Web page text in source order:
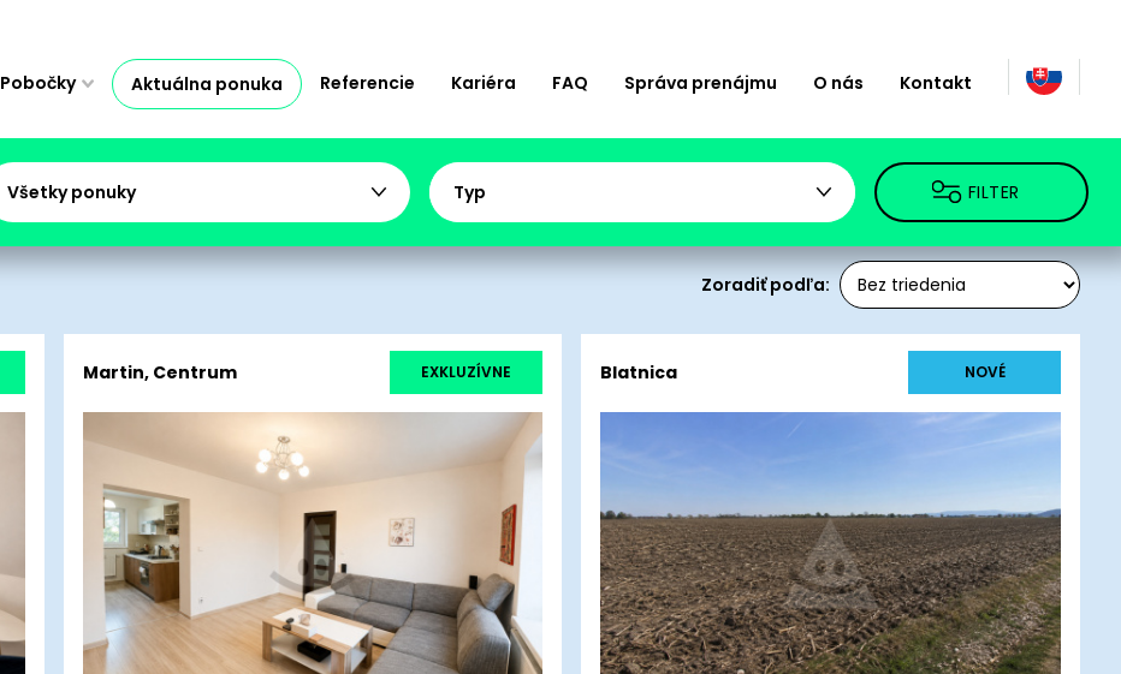
Pobočky Aktuálna ponuka Referencie Kariéra FAQ Správa prenájmu O nás Kontakt
Všetky ponuky Typ FILTER
Zoradiť podľa:
Martin, Centrum EXKLUZÍVNE Blatnica NOVÉ